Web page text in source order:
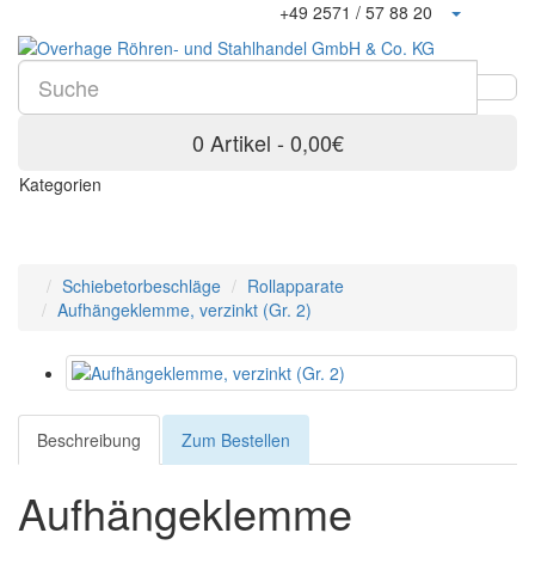
+49 2571 / 57 88 20
0 Artikel - 0,00€
Kategorien
Schiebetorbeschläge
Rollapparate
Aufhängeklemme, verzinkt (Gr. 2)
Beschreibung Zum Bestellen
Aufhängeklemme